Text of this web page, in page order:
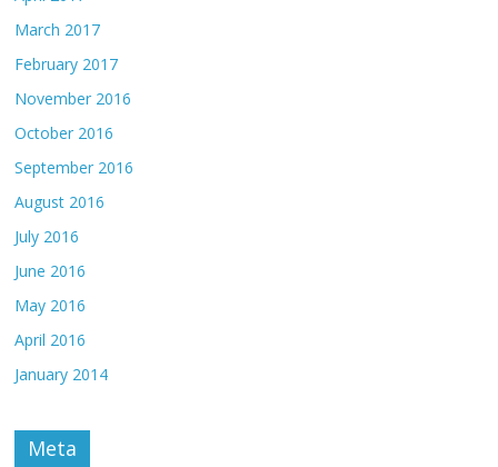
March 2017
February 2017
November 2016
October 2016
September 2016
August 2016
July 2016
June 2016
May 2016
April 2016
January 2014
Meta